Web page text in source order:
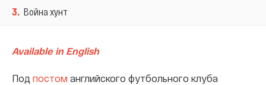
3. Война хунт
Available in English
Под постом английского футбольного клуба